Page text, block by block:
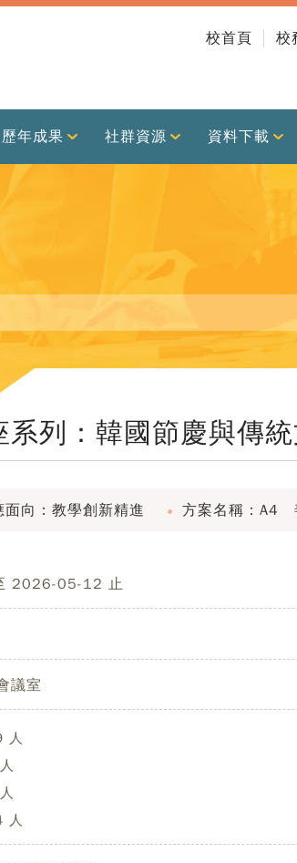
校首頁 校
歷年成果 社群資源 資料下載
系列：韓國節慶與傳
面向：教學創新精進 方案名稱：A4
2026-05-12 止
議室
人
人